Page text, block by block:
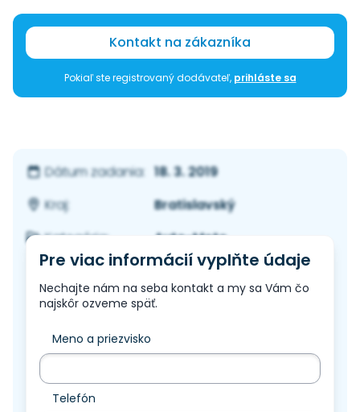
Kontakt na zákazníka
Pokiaľ ste registrovaný dodávateľ, prihláste sa
Dátum zadania: 18. 3. 2019
Kraj:
Bratislavský
Kategória:
Auto-Moto
Pre viac informácií vyplňte údaje
Nechajte nám na seba kontakt a my sa Vám čo
najskôr ozveme späť.
Meno a priezvisko
Telefón